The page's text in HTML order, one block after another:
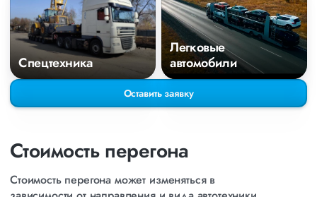
Спецтехника
Легковые
автомобили
Оставить заявку
Стоимость перегона
Стоимость перегона может изменяться в